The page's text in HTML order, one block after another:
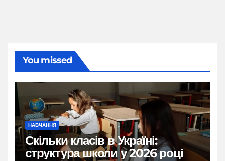
You missed
НАВЧАННЯ
Скільки класів в Україні:
структура школи у 2026 році